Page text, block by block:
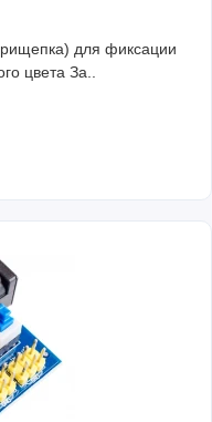
для фиксации
цвета За..